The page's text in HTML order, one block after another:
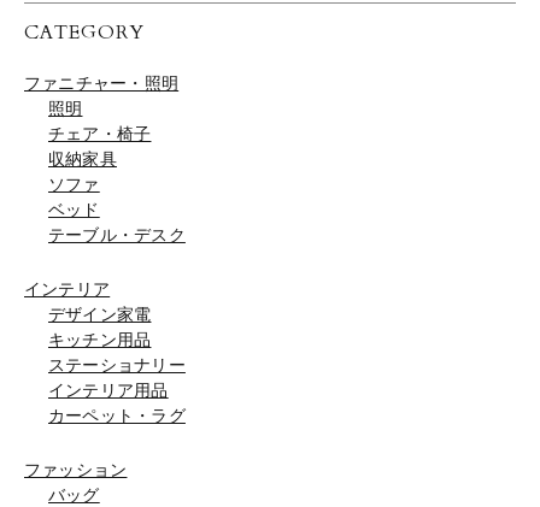
CATEGORY
ファニチャー・照明
照明
チェア・椅子
収納家具
ソファ
ベッド
テーブル・デスク
インテリア
デザイン家電
キッチン用品
ステーショナリー
インテリア用品
カーペット・ラグ
ファッション
バッグ